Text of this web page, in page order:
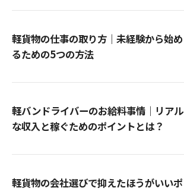
軽貨物の仕事の取り方｜未経験から始め
るための5つの方法
軽バンドライバーのお給料事情｜リアル
な収入と稼ぐためのポイントとは？
軽貨物の会社選びで抑えたほうがいいポ